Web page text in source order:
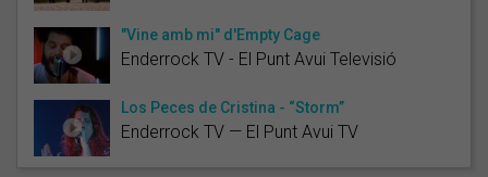
"Vine amb mi" d'Empty Cage
Enderrock TV - El Punt Avui Televisió
Los Peces de Cristina - “Storm”
Enderrock TV — El Punt Avui TV